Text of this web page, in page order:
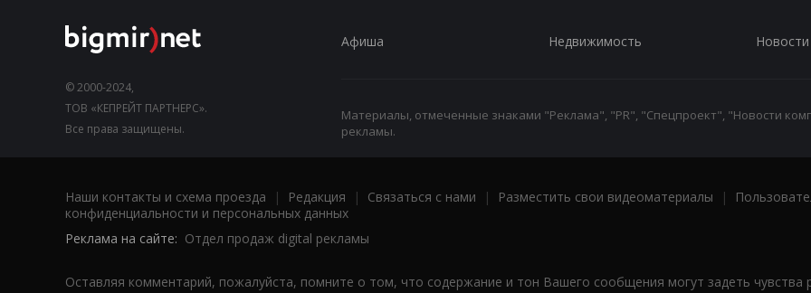
© 2000-2024,
ТОВ «КЕПРЕЙТ ПАРТНЕРС».
Все права защищены.
Афиша Недвижимость Новости
Материалы, отмеченные знаками "Реклама", "PR", "Спецпроект", "Новости
рекламы.
Наши контакты и схема проезда | Редакция | Связаться с нами | Разместить свои видеоматериалы |
конфиденциальности и персональных данных
Реклама на сайте: Отдел продаж digital рекламы
Оставляя комментарий, пожалуйста, помните о том, что содержание и тон Вашего сообщения могут задеть чувства